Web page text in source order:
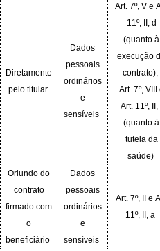
Diretamente
pelo titular
Dados
pessoais
ordinários
e
sensíveis
Art. 7º, V e
11º, II, d
(quanto à
execução
contrato);
Art. 7º, VIII
Art. 11º, II,
(quanto à
tutela da
saúde)
Oriundo do
contrato
firmado com
o
beneficiário
Dados
pessoais
ordinários
e
sensíveis
Art. 7º, II e
11º, II, a